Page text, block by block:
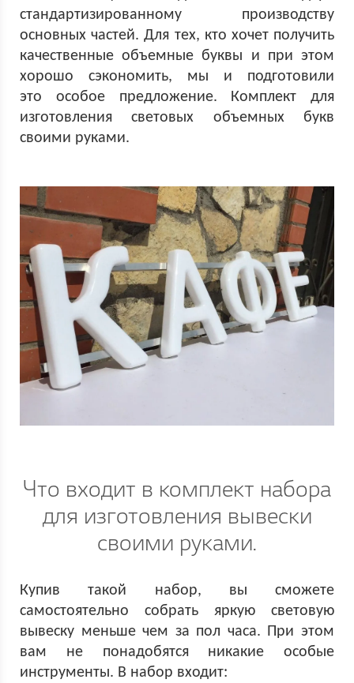
стандартизированному производству
основных частей. Для тех, кто хочет получить
качественные объемные буквы и при этом
хорошо сэкономить, мы и подготовили
это особое предложение. Комплект для
изготовления световых объемных букв
своими руками.
Что входит в комплект набора
для изготовления вывески
своими руками.
Купив такой набор, вы сможете
самостоятельно собрать яркую световую
вывеску меньше чем за пол часа. При этом
вам не понадобятся никакие особые
инструменты. В набор входит: